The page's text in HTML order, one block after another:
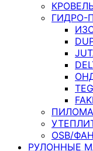
ГИДРО-
OSB/
РУЛОННЫЕ